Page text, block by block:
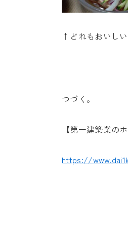
↑どれもおいし
つづく。
【第一建築業の
https://